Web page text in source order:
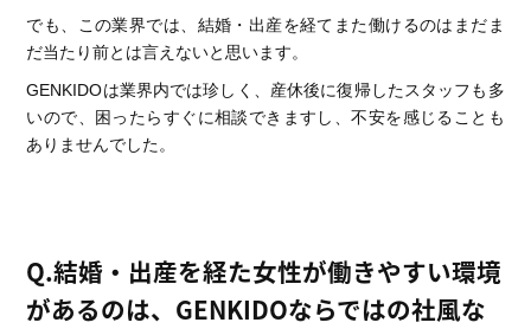
でも、この業界では、結婚・出産を経てまた働けるのはまだま
だ当たり前とは言えないと思います。
GENKIDOは業界内では珍しく、産休後に復帰したスタッフも多
いので、困ったらすぐに相談できますし、不安を感じることも
ありませんでした。
Q.結婚・出産を経た女性が働きやすい環境
があるのは、GENKIDOならではの社風な